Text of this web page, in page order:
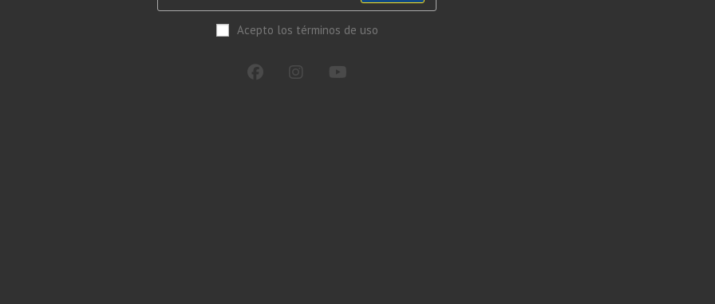
Acepto los términos de uso